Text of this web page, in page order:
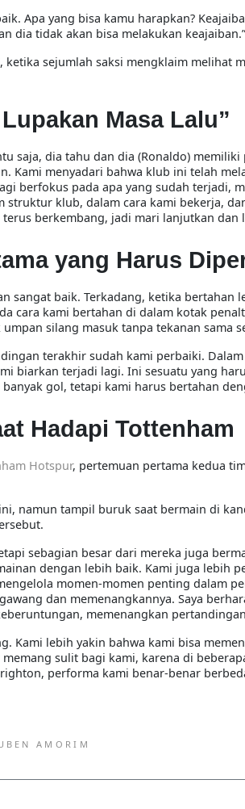
Apa yang bisa kamu harapkan?
dia tidak akan bisa melakukan keajaiban.”
sejumlah saksi mengklaim melihat
Masa Lalu”
saja, dia tahu dan dia (Ronaldo)
Kami menyadari bahwa klub ini telah
berfokus pada apa yang sudah terjadi,
struktur klub, dalam cara kami bekerja,
berkembang, jadi mari lanjutkan dan
yang Harus
sangat baik. Terkadang, ketika bertahan
cara kami bertahan di dalam kotak
silang masuk tanpa tekanan sama
terakhir sudah kami perbaiki.
biarkan terjadi lagi. Ini sesuatu yang
gol, tetapi kami harus bertahan
Hadapi Tottenham
Hotspur, pertemuan pertama kedua
namun tampil buruk saat bermain di
sebagian besar dari mereka juga
dengan lebih baik. Kami juga lebih
momen-momen penting dalam
dan memenangkannya. Saya
memenangkan
Kami lebih yakin bahwa kami bisa
sulit bagi kami, karena di
performa kami benar-benar
AMORIM